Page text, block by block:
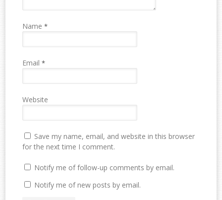
Name*
Email*
Website
Save my name, email, and website in this browser
for the next time I comment.
Notify me of follow-up comments by email.
Notify me of new posts by email.